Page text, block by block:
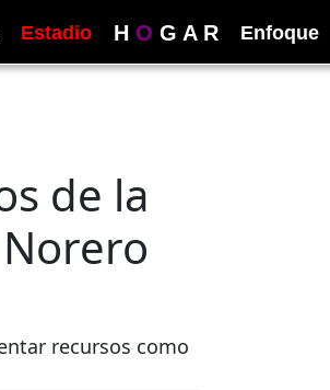
Estadio H O G A R Enfoque
de la
recursos como